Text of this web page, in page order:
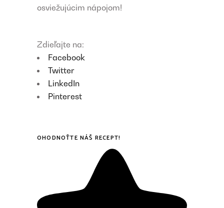
osviežujúcim nápojom!
Zdieľajte na:
Facebook
Twitter
LinkedIn
Pinterest
OHODNOŤTE NÁŠ RECEPT!